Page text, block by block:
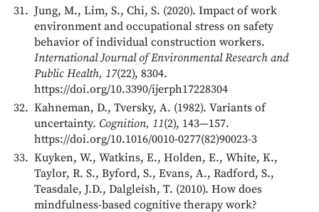
Jung, M., Lim, S., Chi, S. (2020). Impact of work
environment and occupational stress on safety
behavior of individual construction workers.
International Journal of Environmental Research and
Public Health, 17(22), 8304.
https://doi.org/10.3390/ijerph17228304
Kahneman, D., Tversky, A. (1982). Variants of
uncertainty. Cognition, 11(2), 143—157.
https://doi.org/10.1016/0010-0277(82)90023-3
Kuyken, W., Watkins, E., Holden, E., White, K.,
Taylor, R. S., Byford, S., Evans, A., Radford, S.,
Teasdale, J.D., Dalgleish, T. (2010). How does
mindfulness-based cognitive therapy work?